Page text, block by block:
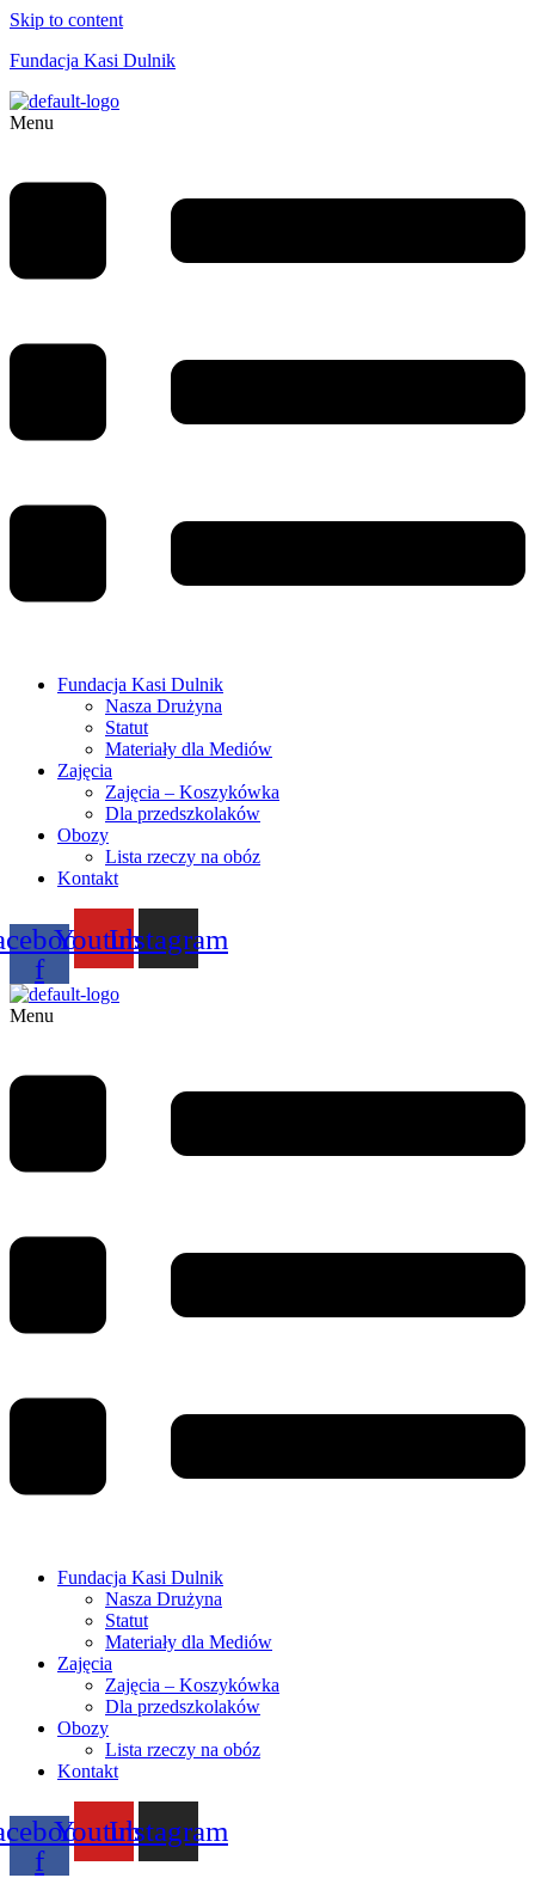
Skip to content
Fundacja Kasi Dulnik
Menu
Fundacja Kasi Dulnik
Nasza Drużyna
Statut
Materiały dla Mediów
Zajęcia
Zajęcia – Koszykówka
Dla przedszkolaków
Obozy
Lista rzeczy na obóz
Kontakt
f
YoutubeInstagram
Menu
Fundacja Kasi Dulnik
Nasza Drużyna
Statut
Materiały dla Mediów
Zajęcia
Zajęcia – Koszykówka
Dla przedszkolaków
Obozy
Lista rzeczy na obóz
Kontakt
f
YoutubeInstagram